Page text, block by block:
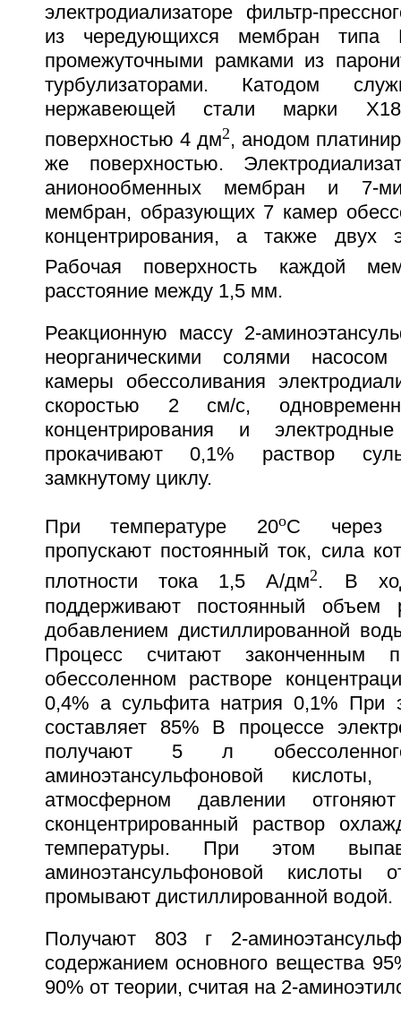
электродиализаторе фильтр-
из чередующихся мембран
промежуточными рамками из
турбулизаторами. Катодом
нержавеющей стали марки
поверхностью 4 дм2, анодом
же поверхностью.
анионообменных мембран и 7-ми
мембран, образующих 7 камер
концентрирования, а также двух
Рабочая поверхность каждой
расстояние между 1,5 мм.
Реакционную массу 2-
неорганическими солями
камеры обессоливания
скоростью 2 см/с,
концентрирования и
прокачивают 0,1% раствор
замкнутому циклу.
При температуре 20oC через
пропускают постоянный ток, сила
плотности тока 1,5 А/дм2. В
поддерживают постоянный объем
добавлением дистиллированной
Процесс считают законченным
обессоленном растворе
0,4% а сульфита натрия 0,1% При
составляет 85% В процессе
получают 5 л
аминоэтансульфоновой
атмосферном давлении
сконцентрированный раствор
температуры. При этом
аминоэтансульфоновой кислоты
промывают дистиллированной водой.
Получают 803 г 2-
содержанием основного вещества
90% от теории, считая на 2-